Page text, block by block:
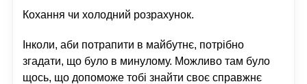
Кохання чи холодний розрахунок.
Інколи, аби потрапити в майбутнє, потрібно
згадати, що було в минулому. Можливо там було
щось, що допоможе тобі знайти своє справжнє